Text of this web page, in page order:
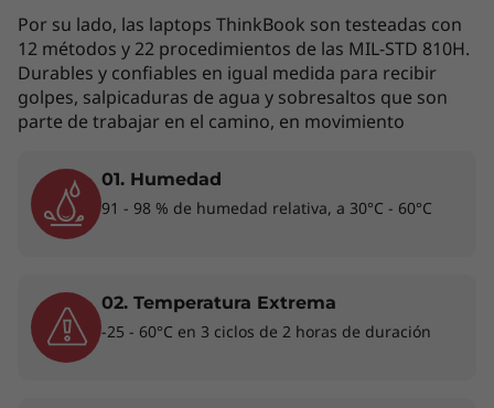
Los accesorios exhibidos no están incluidos
asesor de ventas si es en una tienda física.
Diseñada para ofrecer rendimiento
El procesador móvil opcional AMD Ryzen™
exigen los profesionales de empresa de hoy
día. Hasta 8 núcleos de procesamiento con
potencia de un solo subproceso y de múltiples
Por su lado, las laptops ThinkBook son testeadas con
12 métodos y 22 procedimientos de las MIL-STD 810H.
Durables y confiables en igual medida para recibir
golpes, salpicaduras de agua y sobresaltos que son
parte de trabajar en el camino, en movimiento
01. Humedad
91 - 98 % de humedad relativa, a 30°C - 60°C
02. Temperatura Extrema
-25 - 60°C en 3 ciclos de 2 horas de duración